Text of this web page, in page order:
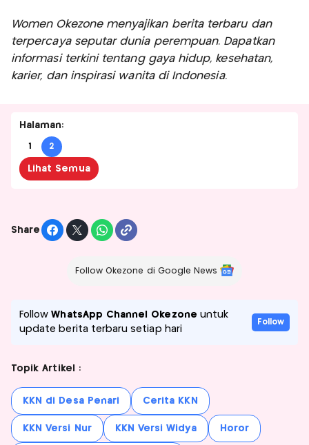
Women Okezone menyajikan berita terbaru dan
terpercaya seputar dunia perempuan. Dapatkan
informasi terkini tentang gaya hidup, kesehatan,
karier, dan inspirasi wanita di Indonesia.
Halaman:
1 2
Lihat Semua
Share
Follow Okezone di Google News
FollowWhatsApp Channel Okezone untuk
update berita terbaru setiap hari
Follow
Topik Artikel :
KKN di Desa Penari Cerita KKN
KKN Versi Nur KKN Versi Widya Horor